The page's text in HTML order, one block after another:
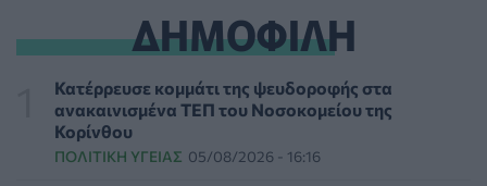
Τι μπορεί να μας διδάξει η νέα ταινία του Spider-Man
για την απώλεια και το πένθος
ΨΥΧΙΚΉ ΥΓΕΊΑ 07/08/2026 - 18:11
Επιπλέον πόροι 12,5 εκατ. ευρώ στις Περιφέρειες για
ΔΗΜΟΦΙΛΗ
Κατέρρευσε κομμάτι της ψευδοροφής στα
ανακαινισμένα ΤΕΠ του Νοσοκομείου της
Κορίνθου
ΠΟΛΙΤΙΚΉ ΥΓΕΊΑΣ 05/08/2026 - 16:16